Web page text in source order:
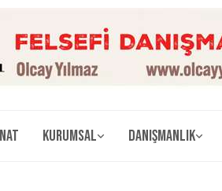
Kurumsal Danışmanlık